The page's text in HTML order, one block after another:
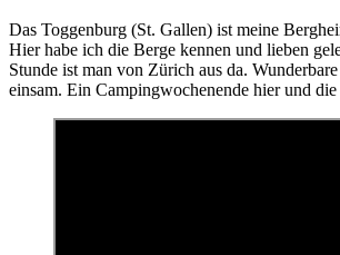
Das Toggenburg (St. Gallen) ist meine
Hier habe ich die Berge kennen und lieben
Stunde ist man von Zürich aus da.
einsam. Ein Campingwochenende hier und